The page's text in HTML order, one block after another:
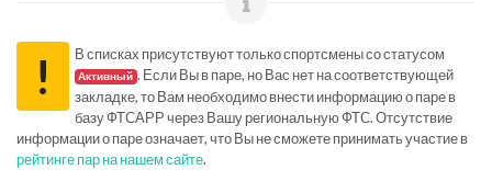
! В списках присутствуют только спортсмены со статусом
Активный . Если Вы в паре, но Вас нет на соответствующей
закладке, то Вам необходимо внести информацию о паре в
базу ФТСАРР через Вашу региональную ФТС. Отсутствие
информации о паре означает, что Вы не сможете принимать участие в
рейтинге пар на нашем сайте.